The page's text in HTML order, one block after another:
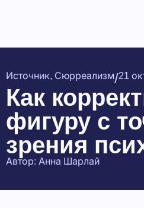
Источник, Сюрреализм/21
Как
фигуру с
зрения
Автор: Анна Шарлай